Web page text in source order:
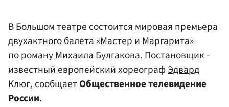
В Большом театре состоится мировая премьера
двухактного балета «Мастер и Маргарита»
по романуМихаила Булгакова. Постановщик -
известный европейский хореографЭдвард
Клюг, сообщаетОбщественное телевидение
России.